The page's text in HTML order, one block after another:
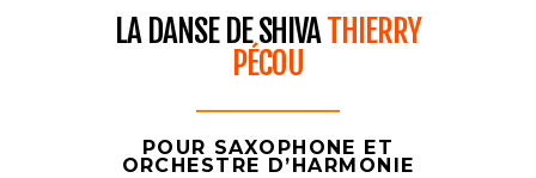
LA DANSE DE SHIVATHIERRY
PÉCOU
POUR SAXOPHONE ET
ORCHESTRE D’HARMONIE